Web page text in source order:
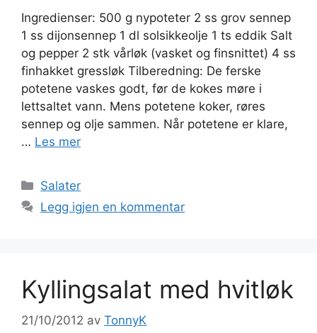
Ingredienser: 500 g nypoteter 2 ss grov sennep
1 ss dijonsennep 1 dl solsikkeolje 1 ts eddik Salt
og pepper 2 stk vårløk (vasket og finsnittet) 4 ss
finhakket gressløk Tilberedning: De ferske
potetene vaskes godt, før de kokes møre i
lettsaltet vann. Mens potetene koker, røres
sennep og olje sammen. Når potetene er klare,
… Les mer
Kategorier
Salater
Legg igjen en kommentar
Kyllingsalat med hvitløk
21/10/2012 av TonnyK